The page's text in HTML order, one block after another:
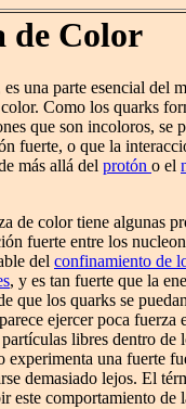
de Color
es una parte esencial del
Como los quarks
que son incoloros, se
fuerte, o que la
más allá del protón o el
de color tiene algunas
fuerte entre los
del confinamiento de
, y es tan fuerte que la
que los quarks se
ejercer poca fuerza
libres dentro de
una fuerte
demasiado lejos. El
este comportamiento de